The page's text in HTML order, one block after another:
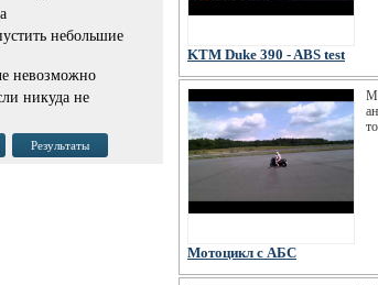
небольшие
невозможно
никуда не
KTM Duke 390 - ABS test
Мотоцикл c АБС